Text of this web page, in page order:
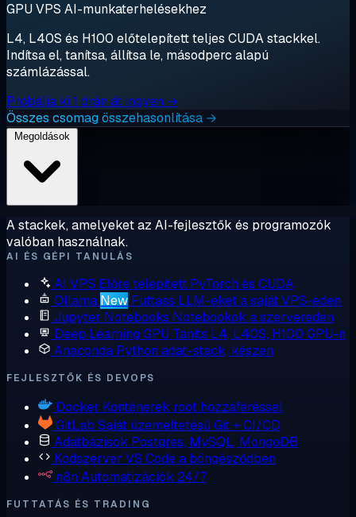
GPU VPS AI-munkaterhelésekhez
L4, L40S és H100 előtelepített teljes CUDA stackkel.
Indítsa el, tanítsa, állítsa le, másodperc alapú
számlázással.
Próbálja ki 1 órán át ingyen →
Összes csomag összehasonlítása →
A stackek, amelyeket az AI-fejlesztők és programozók
valóban használnak.
AI ÉS GÉPI TANULÁS
AI VPS Előre telepített PyTorch és CUDA
Ollama New Futtass LLM-eket a saját VPS-eden
Jupyter Notebooks Notebookok a szervereden
Deep Learning GPU Taníts L4, L40S, H100 GPU-n
Anaconda Python adat-stack, készen
FEJLESZTŐK ÉS DEVOPS
Docker Konténerek root hozzáféréssel
GitLab Saját üzemeltetésű Git + CI/CD
Adatbázisok Postgres, MySQL, MongoDB
Kódszerver VS Code a böngésződben
n8n Automatizációk 24/7
FUTTATÁS ÉS TRADING